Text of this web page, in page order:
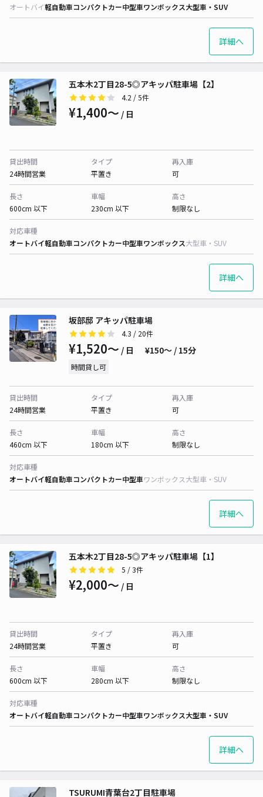
オートバイ軽自動車コンパクトカー中型車ワンボックス大型車・SUV
詳細へ
五本木2丁目28-5◎アキッパ駐車場【2】
4.2 / 5件
¥1,400〜 / 日
貸出時間
24時間営業
タイプ
平置き
再入庫
可
長さ
600cm 以下
車幅
230cm 以下
高さ
制限なし
対応車種
オートバイ軽自動車コンパクトカー中型車ワンボックス大型車・SUV
詳細へ
坂部邸 アキッパ駐車場
4.3 / 20件
¥1,520〜 / 日 ¥150〜 / 15分
時間貸し可
貸出時間
24時間営業
タイプ
平置き
再入庫
可
長さ
460cm 以下
車幅
180cm 以下
高さ
制限なし
対応車種
オートバイ軽自動車コンパクトカー中型車ワンボックス大型車・SUV
詳細へ
五本木2丁目28-5◎アキッパ駐車場【1】
5 / 3件
¥2,000〜 / 日
貸出時間
24時間営業
タイプ
平置き
再入庫
可
長さ
600cm 以下
車幅
280cm 以下
高さ
制限なし
対応車種
オートバイ軽自動車コンパクトカー中型車ワンボックス大型車・SUV
詳細へ
TSURUMI青葉台2丁目駐車場